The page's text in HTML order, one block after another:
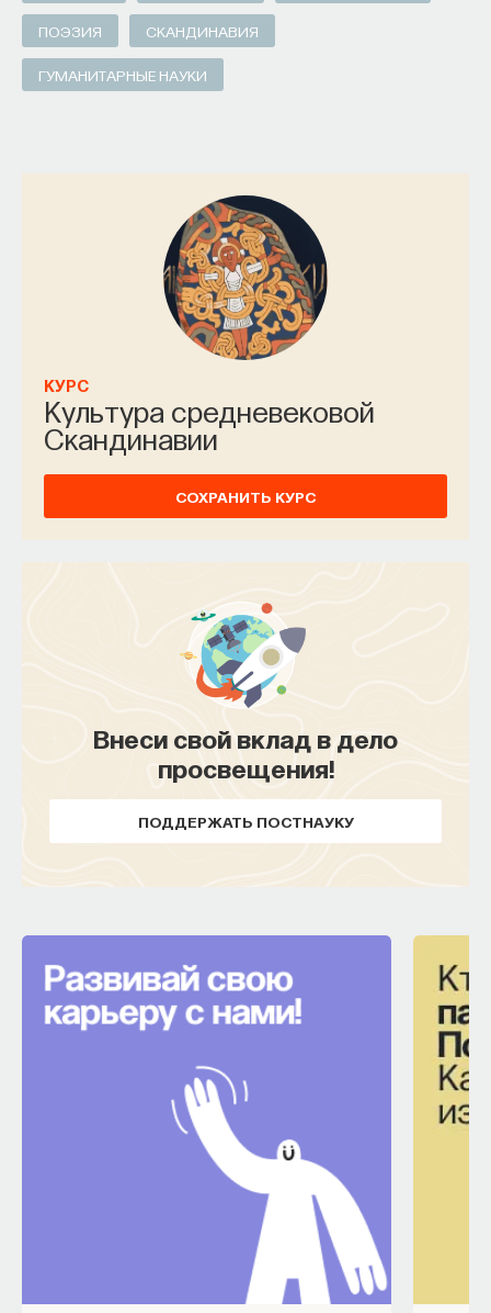
ПОЭЗИЯ СКАНДИНАВИЯ
ГУМАНИТАРНЫЕ НАУКИ
КУРС
Культура средневековой
Скандинавии
СОХРАНИТЬ КУРС
Внеси свой вклад в дело
просвещения!
ПОДДЕРЖАТЬ ПОСТНАУКУ